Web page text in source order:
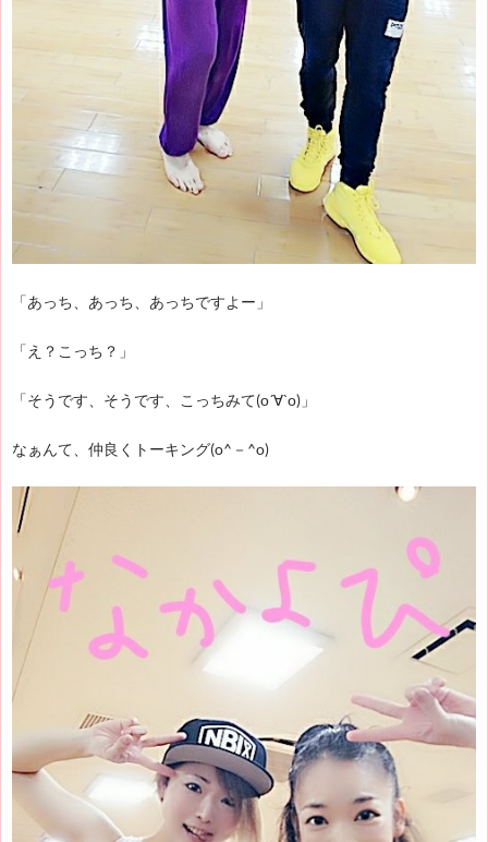
「あっち、あっち、あっちですよー」
「え？こっち？」
「そうです、そうです、こっちみて(о´∀`о)」
なぁんて、仲良くトーキング(o^－^o)